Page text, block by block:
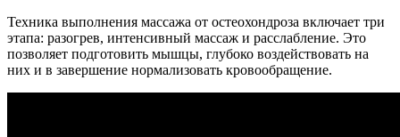
Техника выполнения массажа от остеохондроза включает три
этапа: разогрев, интенсивный массаж и расслабление. Это
позволяет подготовить мышцы, глубоко воздействовать на
них и в завершение нормализовать кровообращение.